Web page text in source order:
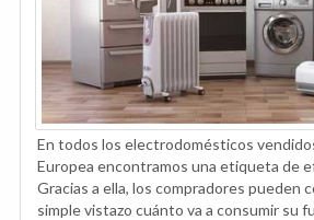
En todos los electrodomésticos
Europea encontramos una etiqueta de
Gracias a ella, los compradores pueden
simple vistazo cuánto va a consumir su